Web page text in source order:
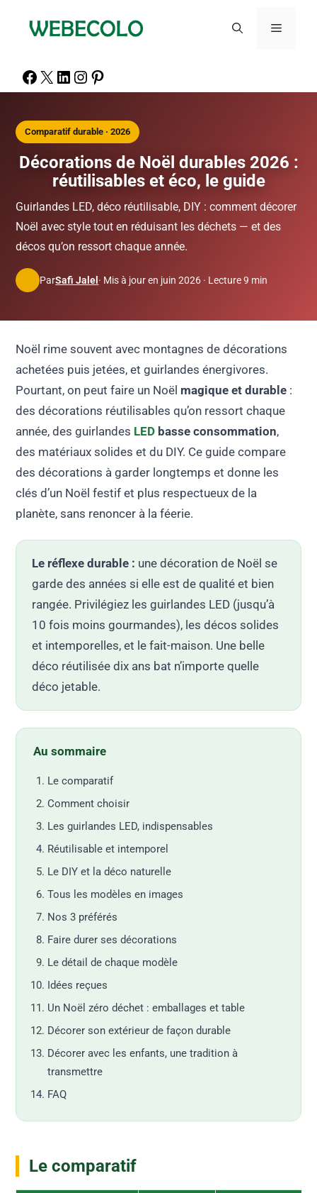
Comparatif durable · 2026
Décorations de Noël durables 2026 :
réutilisables et éco, le guide
Guirlandes LED, déco réutilisable, DIY : comment décorer
Noël avec style tout en réduisant les déchets — et des
décos qu’on ressort chaque année.
ParSafi Jalel· Mis à jour en juin 2026 · Lecture 9 min
Noël rime souvent avec montagnes de décorations
achetées puis jetées, et guirlandes énergivores.
Pourtant, on peut faire un Noël magique et durable :
des décorations réutilisables qu’on ressort chaque
année, des guirlandes LED basse consommation,
des matériaux solides et du DIY. Ce guide compare
des décorations à garder longtemps et donne les
clés d’un Noël festif et plus respectueux de la
planète, sans renoncer à la féerie.
Le réflexe durable : une décoration de Noël se
garde des années si elle est de qualité et bien
rangée. Privilégiez les guirlandes LED (jusqu’à
10 fois moins gourmandes), les décos solides
et intemporelles, et le fait-maison. Une belle
déco réutilisée dix ans bat n’importe quelle
déco jetable.
Au sommaire
Le comparatif
Comment choisir
Les guirlandes LED, indispensables
Réutilisable et intemporel
Le DIY et la déco naturelle
Tous les modèles en images
Nos 3 préférés
Faire durer ses décorations
Le détail de chaque modèle
Idées reçues
Un Noël zéro déchet : emballages et table
Décorer son extérieur de façon durable
Décorer avec les enfants, une tradition à
transmettre
FAQ
Le comparatif